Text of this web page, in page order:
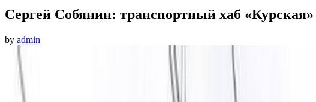
Сергей Собянин: транспортный хаб
by admin